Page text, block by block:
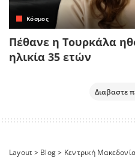
Κόσμος
Πέθανε η Τουρκάλα
ηλικία 35 ετών
Διαβαστε
Layout > Blog> Κεντρική